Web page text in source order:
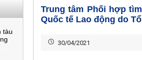
tàu
Trung tâm Phối hợp
Quốc tế Lao động do
30/04/2021